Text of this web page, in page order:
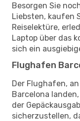
Besorgen Sie
Liebsten, kaufen
Reiselektüre,
Laptop über das
sich ein
Flughafen
Der Flughafen,
Barcelona
der
sicherzustellen,